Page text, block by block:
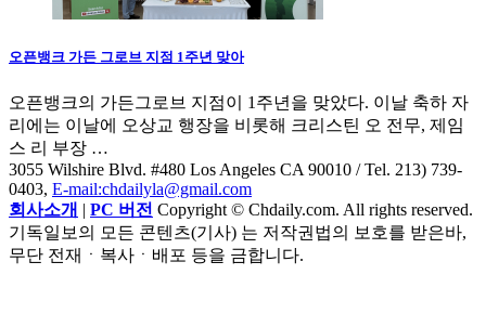
오픈뱅크 가든 그로브 지점 1주년 맞아
오픈뱅크의 가든그로브 지점이 1주년을 맞았다. 이날 축하 자
리에는 이날에 오상교 행장을 비롯해 크리스틴 오 전무, 제임
스 리 부장 …
3055 Wilshire Blvd. #480 Los Angeles CA 90010 / Tel. 213) 739-
0403, E-mail:chdailyla@gmail.com
회사소개 | PC 버전 Copyright © Chdaily.com. All rights reserved.
기독일보의 모든 콘텐츠(기사) 는 저작권법의 보호를 받은바,
무단 전재ㆍ복사ㆍ배포 등을 금합니다.